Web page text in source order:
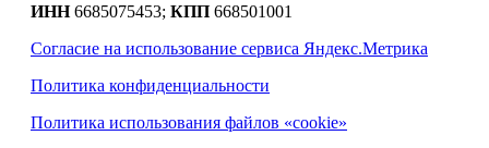
ИНН6685075453; КПП 668501001
Согласие на использование сервиса Яндекс.Метрика
Политика конфиденциальности
Политика использования файлов «cookie»